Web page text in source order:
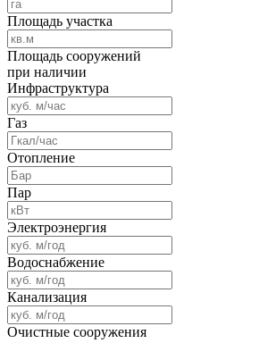
Площадь участка
Площадь сооружений
при наличии
Инфраструктура
Газ
Отопление
Пар
Электроэнергия
Водоснабжение
Канализация
Очистные сооружения